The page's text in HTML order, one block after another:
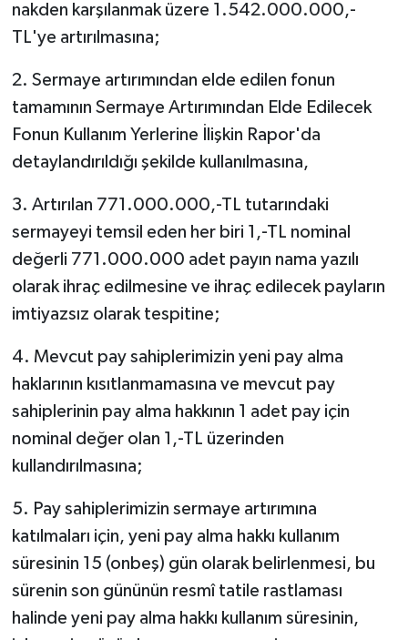
nakden karşılanmak üzere 1.542.000.000,-
TL'ye artırılmasına;
2. Sermaye artırımından elde edilen fonun
tamamının Sermaye Artırımından Elde Edilecek
Fonun Kullanım Yerlerine İlişkin Rapor'da
detaylandırıldığı şekilde kullanılmasına,
3. Artırılan 771.000.000,-TL tutarındaki
sermayeyi temsil eden her biri 1,-TL nominal
değerli 771.000.000 adet payın nama yazılı
olarak ihraç edilmesine ve ihraç edilecek payların
imtiyazsız olarak tespitine;
4. Mevcut pay sahiplerimizin yeni pay alma
haklarının kısıtlanmamasına ve mevcut pay
sahiplerinin pay alma hakkının 1 adet pay için
nominal değer olan 1,-TL üzerinden
kullandırılmasına;
5. Pay sahiplerimizin sermaye artırımına
katılmaları için, yeni pay alma hakkı kullanım
süresinin 15 (onbeş) gün olarak belirlenmesi, bu
sürenin son gününün resmî tatile rastlaması
halinde yeni pay alma hakkı kullanım süresinin,